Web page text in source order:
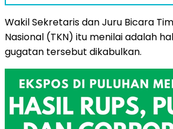
Wakil Sekretaris dan Juru Bicara
Nasional (TKN) itu menilai adalah
gugatan tersebut dikabulkan.